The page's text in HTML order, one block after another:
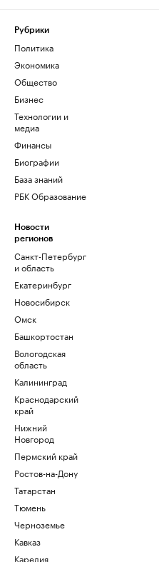
Рубрики
Политика
Экономика
Общество
Бизнес
Технологии и
медиа
Финансы
Биографии
База знаний
РБК Образование
Новости
регионов
Санкт-Петербург
и область
Екатеринбург
Новосибирск
Омск
Башкортостан
Вологодская
область
Калининград
Краснодарский
край
Нижний
Новгород
Пермский край
Ростов-на-Дону
Татарстан
Тюмень
Черноземье
Кавказ
Карелия